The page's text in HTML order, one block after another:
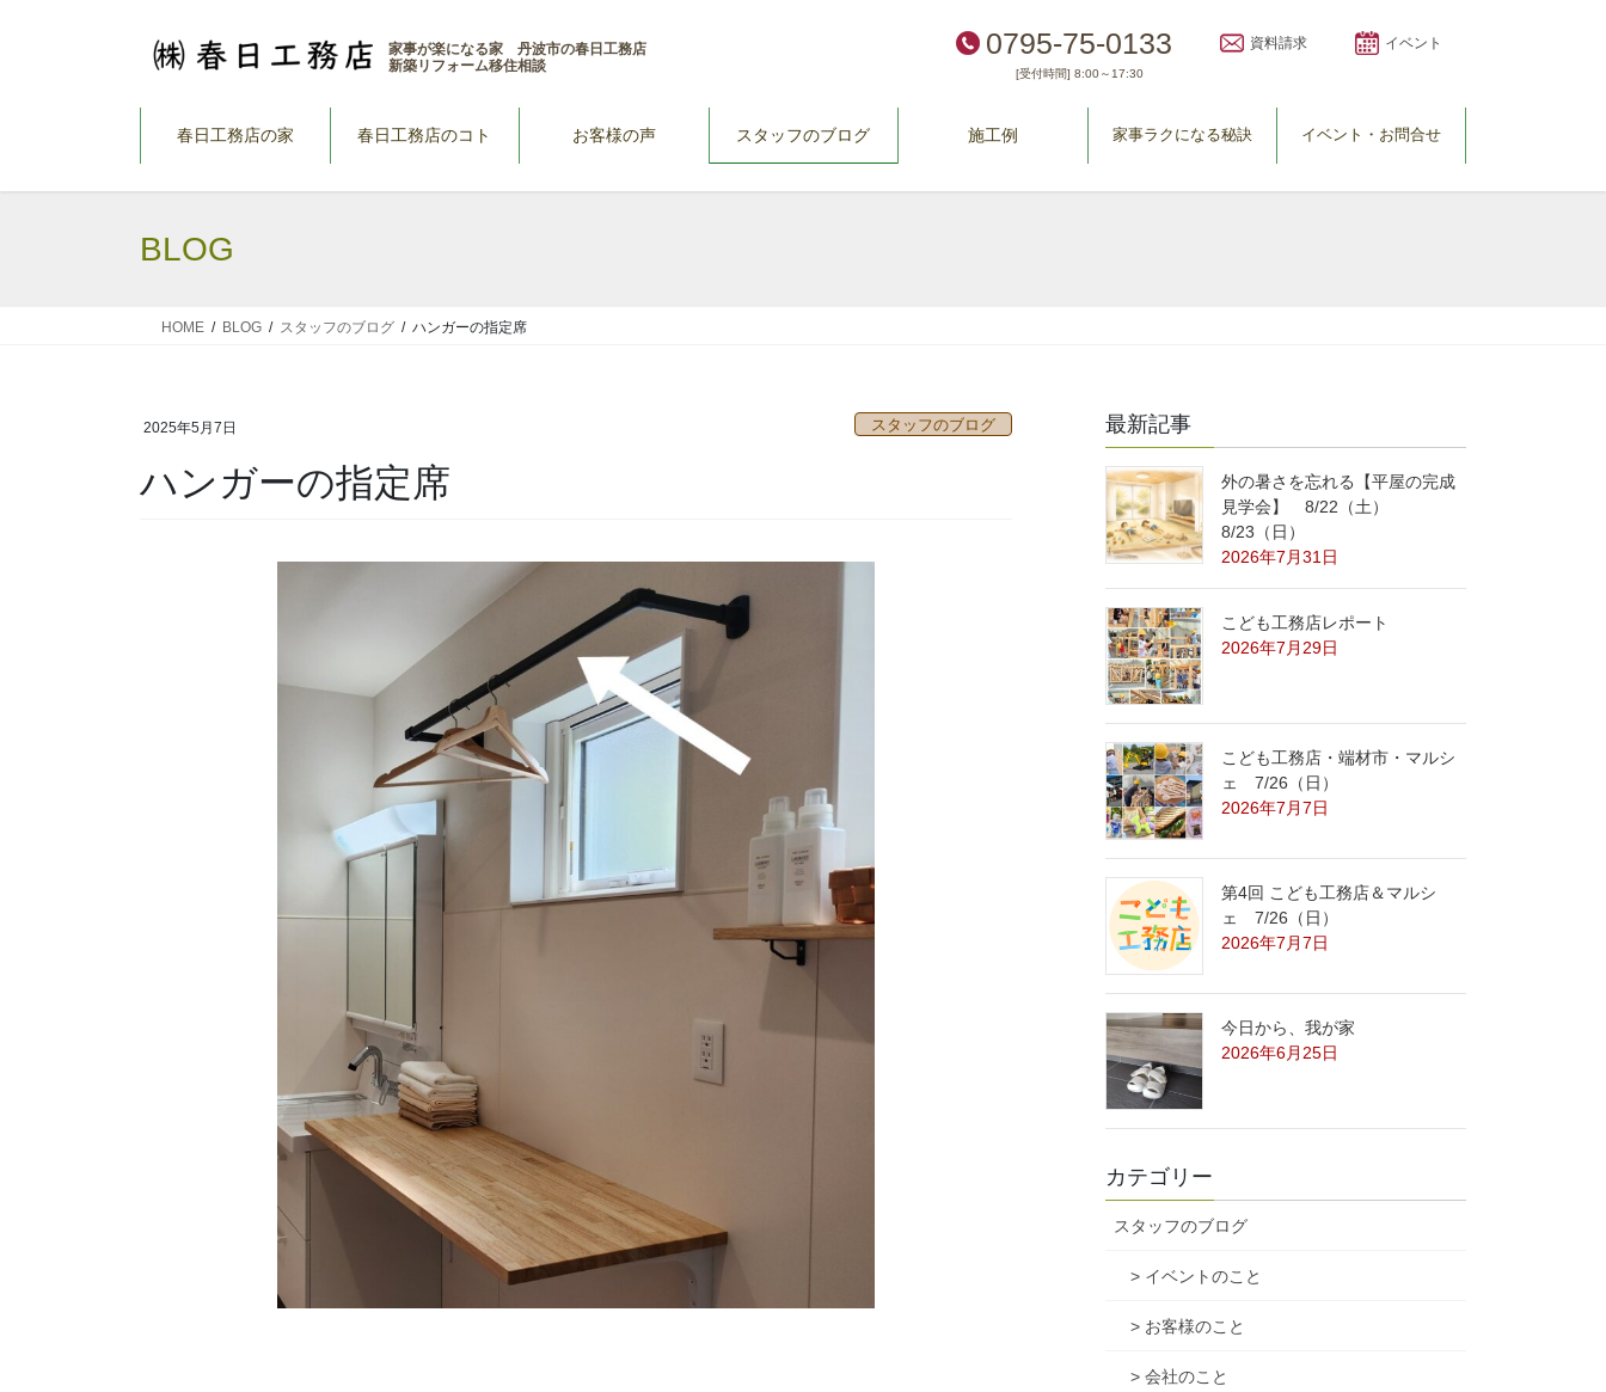
家事が楽になる家 丹波市の春日工務店
新築リフォーム移住相談
0795-75-0133
[受付時間] 8:00～17:30
資料請求 イベント
春日工務店の家 春日工務店のコト お客様の声 スタッフのブログ 施工例 家事ラクになる秘訣 イベント・お問合せ
BLOG
HOME BLOG スタッフのブログ ハンガーの指定席
2025年5月7日 スタッフのブログ
ハンガーの指定席
最新記事
外の暑さを忘れる【平屋の完成
見学会】 8/22（土）
8/23（日）
2026年7月31日
こども工務店レポート
2026年7月29日
こども工務店・端材市・マルシ
ェ 7/26（日）
2026年7月7日
第4回 こども工務店＆マルシ
ェ 7/26（日）
2026年7月7日
今日から、我が家
2026年6月25日
カテゴリー
スタッフのブログ
> イベントのこと
> お客様のこと
> 会社のこと